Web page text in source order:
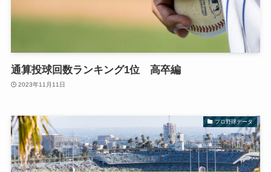
通算投球回数ランキング1位 高卒編
2023年11月11日
プロ野球データ